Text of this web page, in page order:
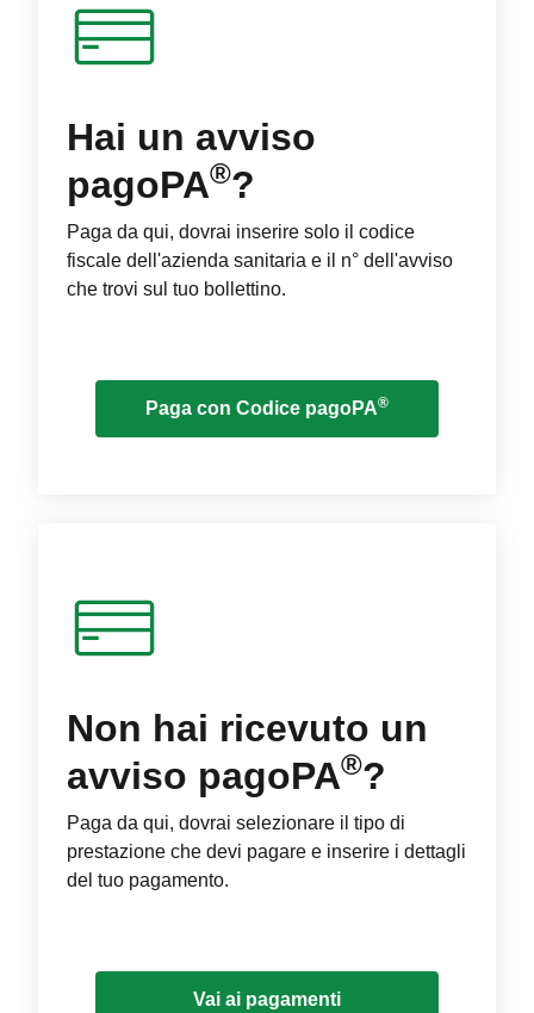
Hai un avviso
pagoPA®?
Paga da qui, dovrai inserire solo il codice
fiscale dell'azienda sanitaria e il n° dell'avviso
che trovi sul tuo bollettino.
Paga con Codice pagoPA®
Non hai ricevuto un
avviso pagoPA®?
Paga da qui, dovrai selezionare il tipo di
prestazione che devi pagare e inserire i dettagli
del tuo pagamento.
Vai ai pagamenti